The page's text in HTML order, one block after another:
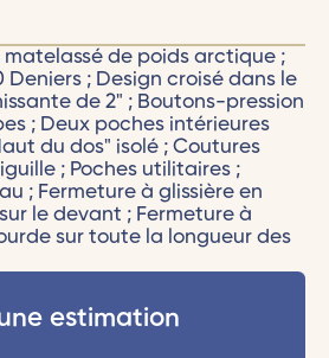
de poids arctique ;
Deniers ; Design croisé dans le
de 2" ; Boutons-pression
; Deux poches intérieures
du dos" isolé ; Coutures
; Poches utilitaires ;
; Fermeture à glissière en
le devant ; Fermeture à
sur toute la longueur des
estimation